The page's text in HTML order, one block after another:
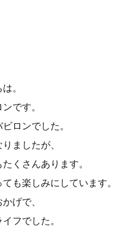
。
です。
ロンでした。
ましたが、
くさんあります。
も楽しみにしています。
げで、
フでした。